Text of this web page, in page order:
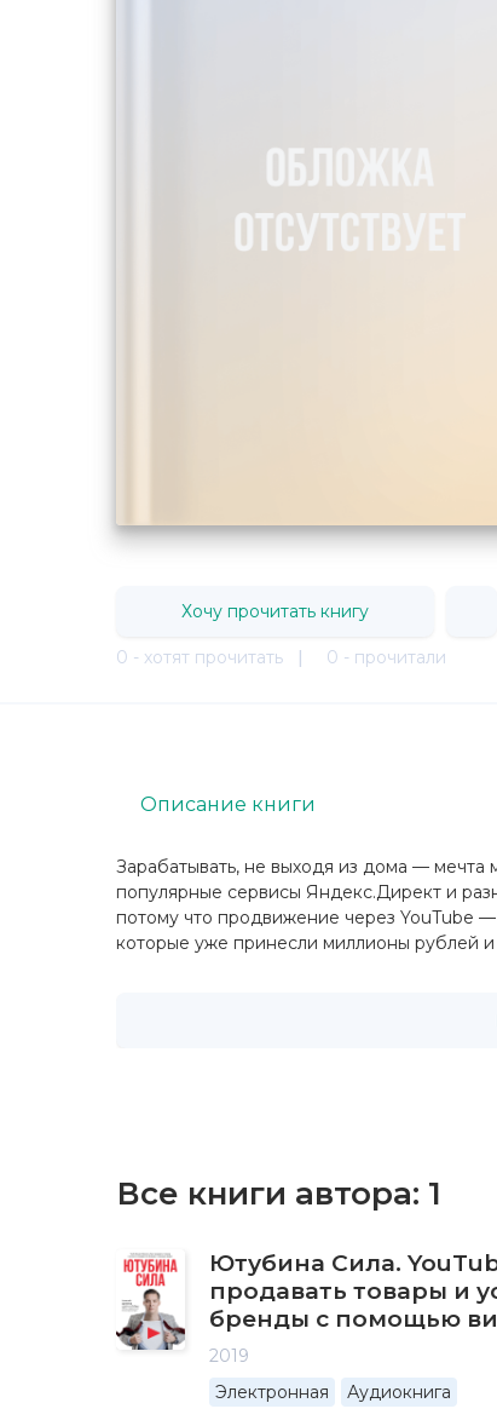
Хочу прочитать книгу
0 - хотят прочитать | 0 - прочитали
Зарабатывать, не выходя из дома —
популярные сервисы Яндекс.Директ и
потому что продвижение через YouTube
которые уже принесли миллионы рублей
Описание книги
Все книги автора: 1
Ютубина Сила.
продавать товары и
бренды с помощью
2019
Электронная
Аудиокнига